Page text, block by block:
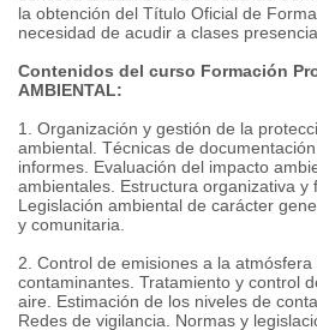
la obtención del Título Oficial de
necesidad de acudir a clases
Contenidos del curso Formación
AMBIENTAL:
1. Organización y gestión de la
ambiental. Técnicas de
informes. Evaluación del impacto
ambientales. Estructura organizativa y
Legislación ambiental de carácter
y comunitaria.
2. Control de emisiones a la
contaminantes. Tratamiento y control
aire. Estimación de los niveles de
Redes de vigilancia. Normas y